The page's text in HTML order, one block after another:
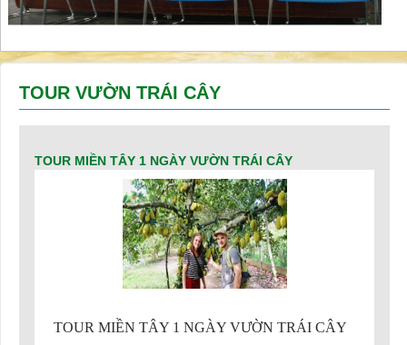
TOUR VƯỜN TRÁI CÂY
TOUR MIỀN TÂY 1 NGÀY VƯỜN TRÁI CÂY
TOUR MIỀN TÂY 1 NGÀY VƯỜN TRÁI CÂY